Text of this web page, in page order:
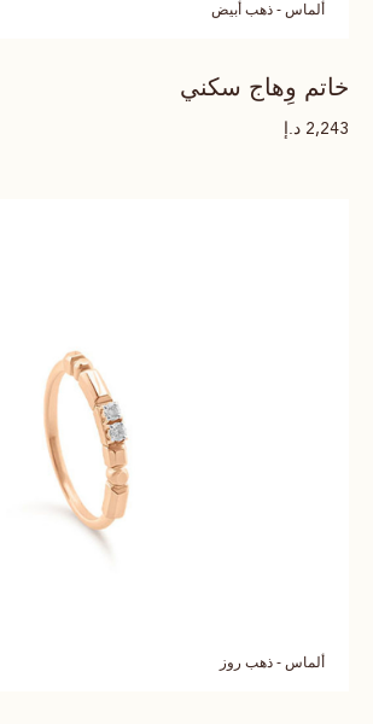
ألماس - ذهب أبيض
خاتم وِهاج سكني
2,243 د.إ
ألماس - ذهب روز